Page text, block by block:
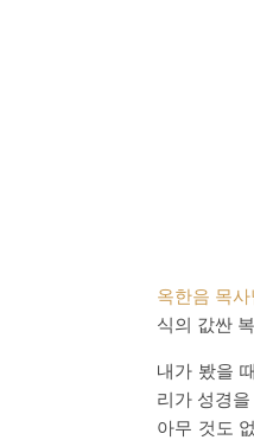
옥한음 목
식의 값싼
내가 봤을
리가 성경
아무 것도